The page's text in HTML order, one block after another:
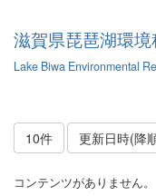
滋賀県琵琶湖環
Lake Biwa Environmental
10件 更新日時(降
コンテンツがありません。